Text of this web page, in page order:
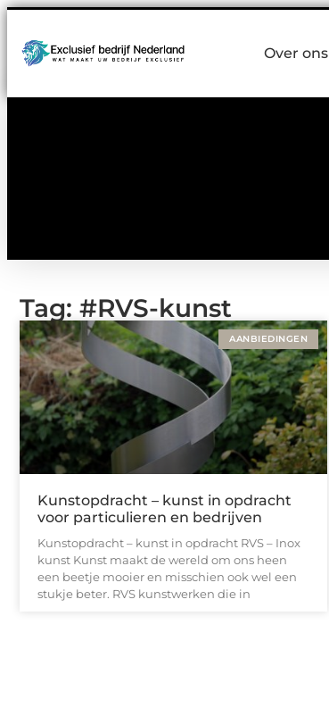
Over ons
Tag: #RVS-kunst
AANBIEDINGEN
Kunstopdracht – kunst in opdracht
voor particulieren en bedrijven
Kunstopdracht – kunst in opdracht RVS – Inox
kunst Kunst maakt de wereld om ons heen
een beetje mooier en misschien ook wel een
stukje beter. RVS kunstwerken die in